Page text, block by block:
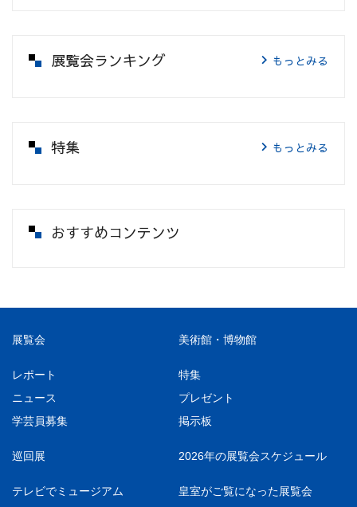
展覧会ランキング もっとみる
特集 もっとみる
おすすめコンテンツ
展覧会 美術館・博物館
レポート
特集
ニュース
プレゼント
学芸員募集
掲示板
巡回展 2026年の展覧会スケジュール
テレビでミュージアム
皇室がご覧になった展覧会